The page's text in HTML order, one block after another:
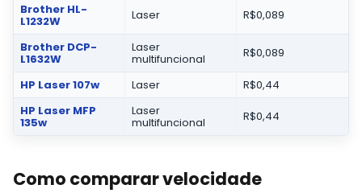
Brother HL-
L1232W Laser R$0,089
Brother DCP-
L1632W
Laser
multifuncional R$0,089
HP Laser 107w Laser
R$0,44
HP Laser MFP
135w
Laser
multifuncional R$0,44
Como comparar velocidade